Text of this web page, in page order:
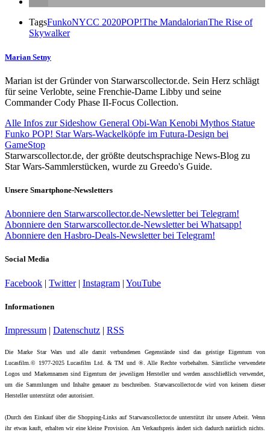
TagsFunkoNYCC 2020POP!The MandalorianThe Rise of
Skywalker
Marian Setny
Marian ist der Gründer von Starwarscollector.de. Sein Herz schlägt
für seine Verlobte, seine Frenchie-Dame Libby und seine
Commander Cody Phase II-Focus Collection.
Alle Infos zur Sideshow General Obi-Wan Kenobi Mythos Statue
Funko POP! Star Wars-Wackelköpfe im Futura-Design bei
GameStop
Starwarscollector.de, der größte deutschsprachige News-Blog zu
Star Wars-Sammlerstücken, wurde zu Greedo's Guide.
Unsere Smartphone-Newsletters
Abonniere den Starwarscollector.de-Newsletter bei Telegram!
Abonniere den Starwarscollector.de-Newsletter bei Whatsapp!
Abonniere den Hasbro-Deals-Newsletter bei Telegram!
Social Media
Facebook | Twitter| Instagram | YouTube
Informationen
Impressum | Datenschutz | RSS
Die Marke Star Wars und alle damit verbundenen Gegenstände sind das geistige Eigentum von
Lucasfilm.© 1977-2025 Lucasfilm Ltd. & TM und ®. Alle Rechte vorbehalten. Sämtliche verwendete
Logos und Markennamen sind Eigentum der jeweiligen Hersteller und werden ausschließlich verwendet,
um die Sammlungen und Inhalte genauer zu beschreiben. Starwarscollector.de wird von keinem dieser
Hersteller unterstützt oder autorisiert.
(Durch den Einkauf über die Shopping-Links auf Starwarscollector.de unterstützt ihr unsere Arbeit. Wenn
ihr etwas kauft, erhalten wir eine kleine Provision. Am Verkaufspreis ändert sich dadurch natürlich nichts.